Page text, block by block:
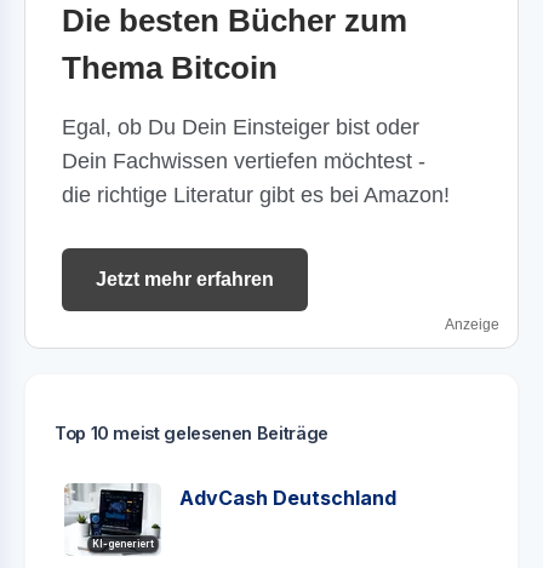
Die besten Bücher zum
Thema Bitcoin
Egal, ob Du Dein Einsteiger bist oder
Dein Fachwissen vertiefen möchtest -
die richtige Literatur gibt es bei Amazon!
Jetzt mehr erfahren
Anzeige
Top 10 meist gelesenen Beiträge
KI-generiert
AdvCash Deutschland